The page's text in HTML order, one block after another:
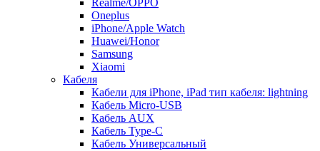
Realme/OPPO
Oneplus
iPhone/Apple Watch
Huawei/Honor
Samsung
Xiaomi
Кабеля
Кабели для iPhone, iPad тип кабеля: lightning
Кабель Micro-USB
Кабель AUX
Кабель Type-C
Кабель Универсальный